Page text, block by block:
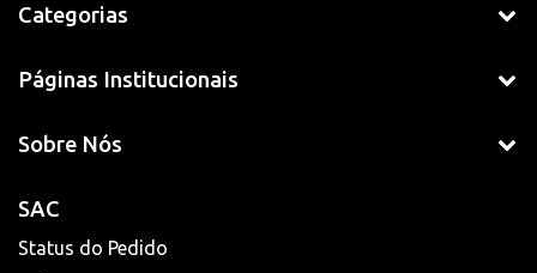
Categorias
Páginas Institucionais
Sobre Nós
SAC
Status do Pedido